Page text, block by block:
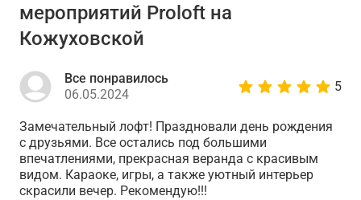
мероприятий Proloft на
Кожуховской
Все понравилось
06.05.2024
5
Замечательный лофт! Праздновали день рождения
с друзьями. Все остались под большими
впечатлениями, прекрасная веранда с красивым
видом. Караоке, игры, а также уютный интерьер
скрасили вечер. Рекомендую!!!